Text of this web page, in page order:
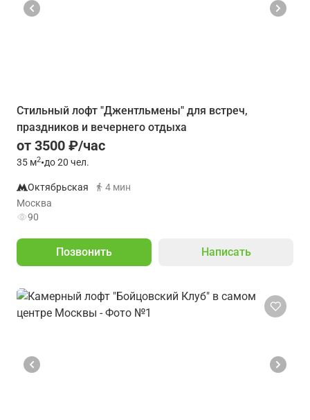
Стильный лофт "Джентльмены" для встреч,
праздников и вечернего отдыха
от 3500 ₽/час
35 м2•до 20 чел.
Октябрьская
4 мин
Москва
90
Позвонить Написать